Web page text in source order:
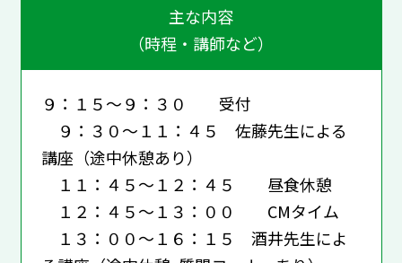
主な内容
（時程・講師など）
９：１５～９：３０ 受付
９：３０～１１：４５ 佐藤先生による
講座（途中休憩あり）
１１：４５～１２：４５ 昼食休憩
１２：４５～１３：００ CMタイム
１３：００～１６：１５ 酒井先生によ